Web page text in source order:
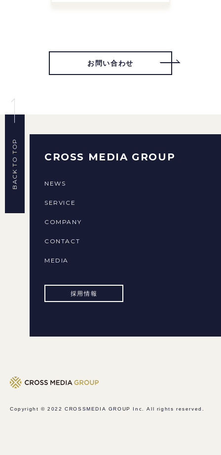
お問い合わせ
BACK TO TOP CROSS MEDIA GROUP
NEWS
SERVICE
COMPANY
CONTACT
MEDIA
採用情報
Copyright © 2022CROSSMEDIA GROUP Inc. All rights reserved.